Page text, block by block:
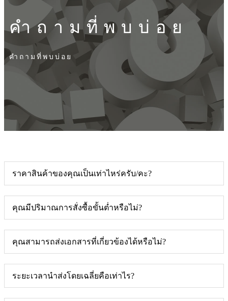
คำถามที่พบบ่อย
คำถามที่พบบ่อย
ราคาสินค้าของคุณเป็นเท่าไหร่ครับ/คะ?
คุณมีปริมาณการสั่งซื้อขั้นต่ำหรือไม่?
คุณสามารถส่งเอกสารที่เกี่ยวข้องได้หรือไม่?
ระยะเวลานำส่งโดยเฉลี่ยคือเท่าไร?